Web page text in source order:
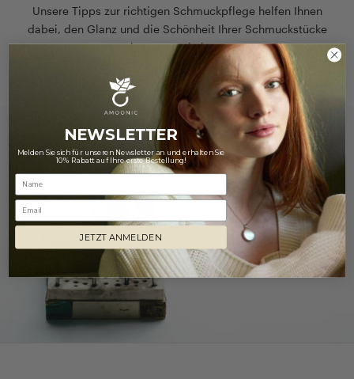
Unsere Tipps zur richtigen Schmuckpflege helfen Ihnen
dabei, den Glanz und die Schönheit Ihrer Schmuckstücke
lange zu erhalten!
Hier finden Sie unsere Pflegehinweise
NEWSLETTER
Melden Sie sich für unseren Newsletter an und erhalten Sie
10% Rabatt auf Ihre erste Bestellung!
Email
JETZT ANMELDEN